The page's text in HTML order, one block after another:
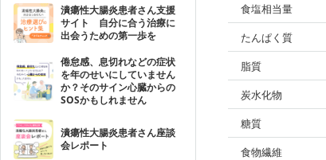
潰瘍性大腸炎患者さん支援
サイト 自分に合う治療に
出会うための第一歩を
倦怠感、息切れなどの症状
を年のせいにしていません
か？そのサイン心臓からの
SOSかもしれません
潰瘍性大腸炎患者さん座談
会レポート
食塩相当量
たんぱく質
脂質
炭水化物
糖質
食物繊維